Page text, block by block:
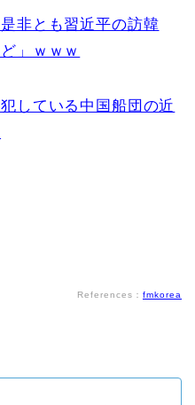
非とも習近平の訪韓
」ｗｗｗ
している中国船団の近
References： fmkorea